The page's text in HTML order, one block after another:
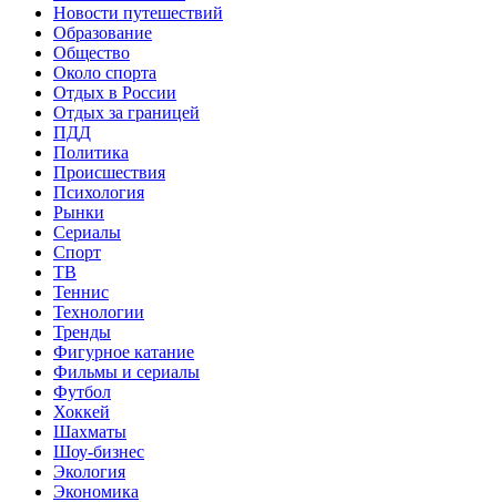
Новости путешествий
Образование
Общество
Около спорта
Отдых в России
Отдых за границей
ПДД
Политика
Происшествия
Психология
Рынки
Сериалы
Спорт
ТВ
Теннис
Технологии
Тренды
Фигурное катание
Фильмы и сериалы
Футбол
Хоккей
Шахматы
Шоу-бизнес
Экология
Экономика